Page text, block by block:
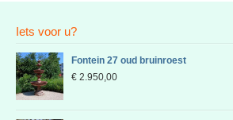
Iets voor u?
Fontein 27 oud bruinroest
€ 2.950,00